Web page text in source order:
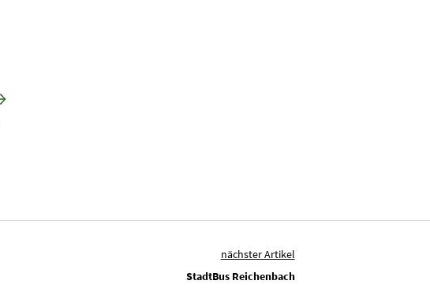
nächster Artikel
StadtBus Reichenbach